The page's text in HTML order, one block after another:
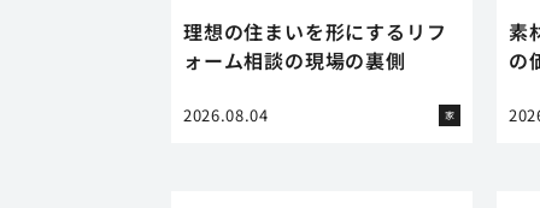
理想の住まいを形にするリフ
ォーム相談の現場の裏側
2026.08.04 家
素
の